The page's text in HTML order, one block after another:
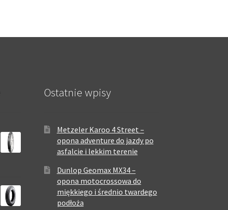
Ostatnie wpisy
Metzeler Karoo 4 Street –
opona adventure do jazdy po
asfalcie i lekkim terenie
Dunlop Geomax MX34 –
opona motocrossowa do
miękkiego i średnio twardego
podłoża